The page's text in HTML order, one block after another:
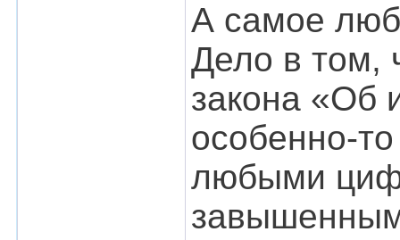
А самое
Дело в том,
закона «Об
особенно-
любыми